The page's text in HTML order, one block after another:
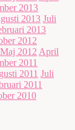
2013
2013 Juli
2013
2012
Maj 2012 April
2011
2011 Juli
2011
2010